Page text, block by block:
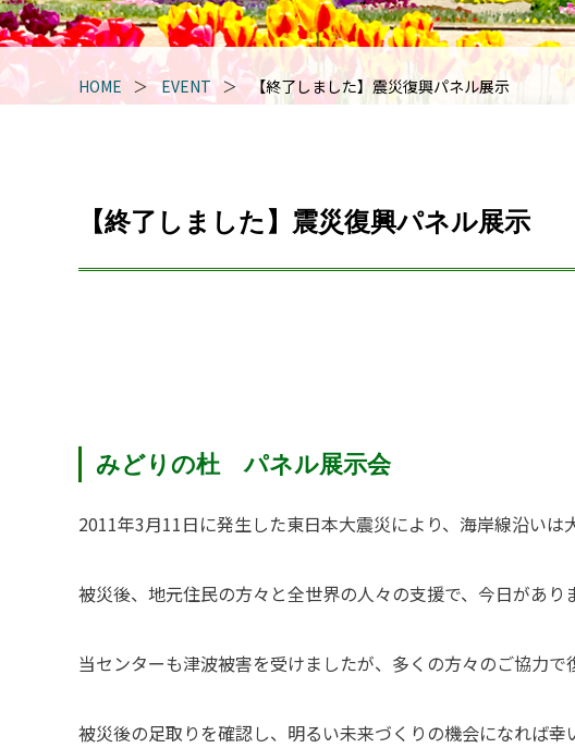
HOME EVENT 【終了しました】震災復興パネル展示
【終了しました】震災復興パネル展示
みどりの杜 パネル展示会
2011年3月11日に発生した東日本大震災により、海岸線沿いは
被災後、地元住民の方々と全世界の人々の支援で、今日があり
当センターも津波被害を受けましたが、多くの方々のご協力で
被災後の足取りを確認し、明るい未来づくりの機会になれば幸